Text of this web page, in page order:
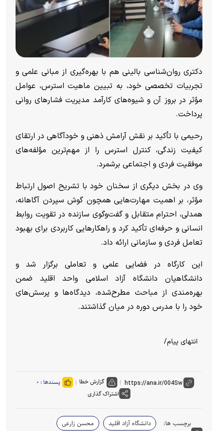
دکتری روان‌شناسی بالینی هم با بهره‌گیری از مبانی علمی و
تجربیات تخصصی خود، به تبیین ماهیت استرس، عوامل
مؤثر در بروز آن و شیوه‌های کارآمد مدیریت فشار‌های روانی
پرداخت.
رحیمی با تأکید بر نقش آرامش ذهنی و خودآگاهی در ارتقای
کیفیت زندگی، کنترل استرس را از مهم‌ترین مؤلفه‌های
موفقیت فردی و اجتماعی برشمرد.
وی در بخش دیگری از سخنان خود با تشریح اصول ارتباط
مؤثر، بر اهمیت مهارت‌هایی همچون گوش سپردن آگاهانه،
همدلی، احترام متقابل و گفت‌وگوی سازنده در تقویت روابط
انسانی و حرفه‌ای تأکید کرد و راهکار‌هایی کاربردی برای بهبود
تعامل فردی و سازمانی ارائه داد.
این کارگاه در فضایی علمی و تعاملی برگزار شد و
دانشگاهیان دانشگاه آزاد اسلامی واحد اقلید ضمن
بهره‌مندی از مباحث مطرح‌شده، دیدگاه‌ها و پرسش‌های
خود را با مدرس دوره در میان گذاشتند.
انتهای پیام/
گزارش خطا پسندها : ۰
اشتراک گذاری
برچسب ها: دانشگاه آزاد اقلید محسن زارعی